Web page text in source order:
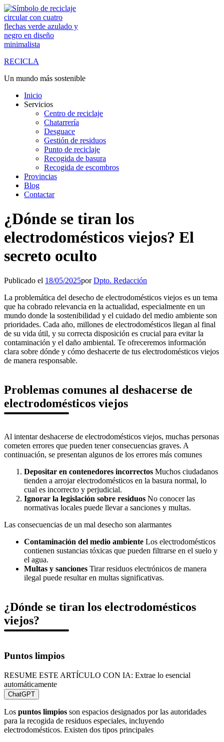
Saltar
al
contenido
RECICLA
Un mundo más sostenible
Inicio
Servicios
Centro de reciclaje
Chatarrería
Desguace
Gestión de residuos
Punto de reciclaje
Recogida de basura
Recogida de escombros
Provincias
Blog
Contactar
¿Dónde se tiran los
electrodomésticos viejos? El
secreto oculto
Publicado el 18/05/2025por Dpto. Redacción
La problemática del desecho de electrodomésticos viejos es un tema
que ha cobrado relevancia en la actualidad, especialmente en un
mundo donde la sostenibilidad y el cuidado del medio ambiente son
prioridades. Cada año, millones de electrodomésticos llegan al final
de su vida útil, y su correcta disposición es crucial para evitar la
contaminación y el daño ambiental. Te ofreceremos información
clara sobre dónde y cómo deshacerte de tus electrodomésticos viejos
de manera responsable.
Problemas comunes al deshacerse de
electrodomésticos viejos
Al intentar deshacerse de electrodomésticos viejos, muchas personas
cometen errores que pueden tener consecuencias graves. A
continuación, se presentan algunos de los errores más comunes
Depositar en contenedores incorrectos Muchos ciudadanos
tienden a arrojar electrodomésticos en la basura normal, lo
cual es incorrecto y perjudicial.
Ignorar la legislación sobre residuos No conocer las
normativas locales puede llevar a sanciones y multas.
Las consecuencias de un mal desecho son alarmantes
Contaminación del medio ambiente Los electrodomésticos
contienen sustancias tóxicas que pueden filtrarse en el suelo y
el agua.
Multas y sanciones Tirar residuos electrónicos de manera
ilegal puede resultar en multas significativas.
¿Dónde se tiran los electrodomésticos
viejos?
Puntos limpios
RESUME ESTE ARTÍCULO CON IA: Extrae lo esencial
automáticamente
ChatGPT
Los puntos limpios son espacios designados por las autoridades
para la recogida de residuos especiales, incluyendo
electrodomésticos. Existen dos tipos principales